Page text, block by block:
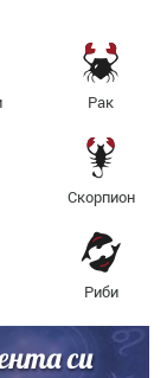
Рак
Скорпион
Риби
си